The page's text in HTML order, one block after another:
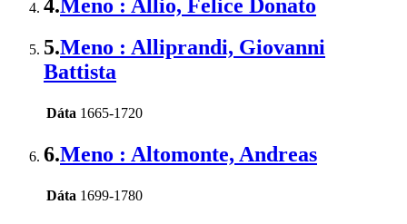
4.Meno : Allio, Felice Donato
5.Meno : Alliprandi, Giovanni
Battista
Dáta 1665-1720
6.Meno : Altomonte, Andreas
Dáta 1699-1780